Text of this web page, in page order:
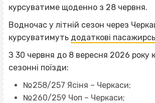
курсуватиме щоденно з 28 червня.
Водночас у літній сезон через
курсуватимуть додаткові
З 30 червня до 8 вересня 2026 року
сезонні поїзди:
№258/257 Ясіня – Черкаси;
№260/259 Чоп – Черкаси;